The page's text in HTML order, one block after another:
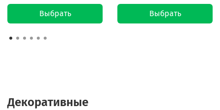
Выбрать Выбрать
Декоративные